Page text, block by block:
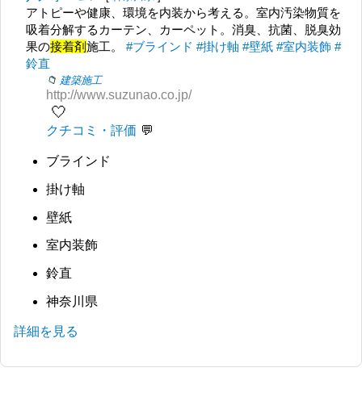
アトピーや健康、環境を内装から考える。室内汚染物質を
吸着分解するカーテン、カーペット。消臭、抗菌、脱臭効
果の接着剤施工。#ブラインド #掛け軸 #壁紙 #室内装飾 #
鈴直
建築施工
http://www.suzunao.co.jp/
🤍
クチコミ・評価
ブラインド
掛け軸
壁紙
室内装飾
鈴直
神奈川県
詳細を見る